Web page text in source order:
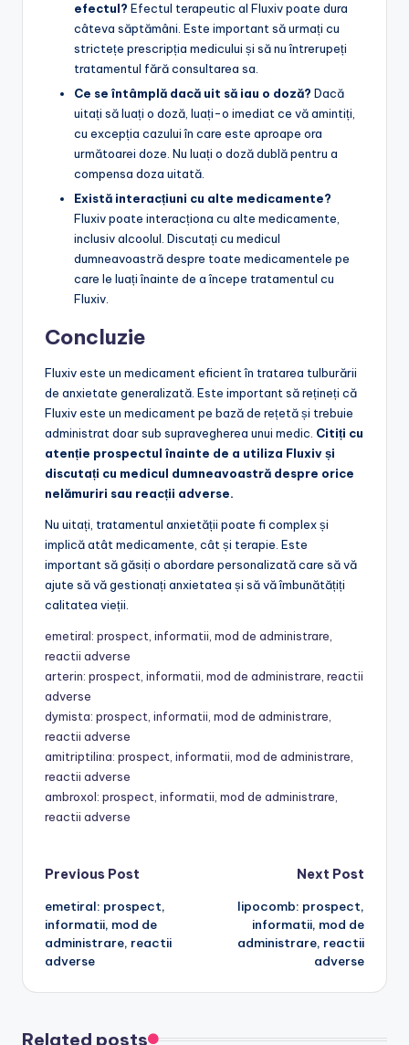
efectul? Efectul terapeutic al Fluxiv poate dura
câteva săptămâni. Este important să urmați cu
strictețe prescripția medicului și să nu întrerupeți
tratamentul fără consultarea sa.
Ce se întâmplă dacă uit să iau o doză? Dacă
uitați să luați o doză, luați-o imediat ce vă amintiți,
cu excepția cazului în care este aproape ora
următoarei doze. Nu luați o doză dublă pentru a
compensa doza uitată.
Există interacțiuni cu alte medicamente?
Fluxiv poate interacționa cu alte medicamente,
inclusiv alcoolul. Discutați cu medicul
dumneavoastră despre toate medicamentele pe
care le luați înainte de a începe tratamentul cu
Fluxiv.
Concluzie
Fluxiv este un medicament eficient în tratarea tulburării
de anxietate generalizată. Este important să rețineți că
Fluxiv este un medicament pe bază de rețetă și trebuie
administrat doar sub supravegherea unui medic. Citiți cu
atenție prospectul înainte de a utiliza Fluxiv și
discutați cu medicul dumneavoastră despre orice
nelămuriri sau reacții adverse.
Nu uitați, tratamentul anxietății poate fi complex și
implică atât medicamente, cât și terapie. Este
important să găsiți o abordare personalizată care să vă
ajute să vă gestionați anxietatea și să vă îmbunătățiți
calitatea vieții.
emetiral: prospect, informatii, mod de administrare,
reactii adverse
arterin: prospect, informatii, mod de administrare, reactii
adverse
dymista: prospect, informatii, mod de administrare,
reactii adverse
amitriptilina: prospect, informatii, mod de administrare,
reactii adverse
ambroxol: prospect, informatii, mod de administrare,
reactii adverse
Post
navigation
Previous Post
emetiral: prospect,
informatii, mod de
administrare, reactii
adverse
Next Post
lipocomb: prospect,
informatii, mod de
administrare, reactii
adverse
Related posts